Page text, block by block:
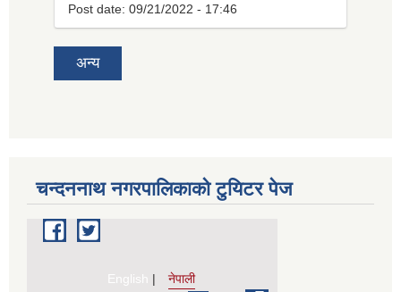
Post date: 09/21/2022 - 17:46
अन्य
चन्दननाथ नगरपालिकाको टुयिटर पेज